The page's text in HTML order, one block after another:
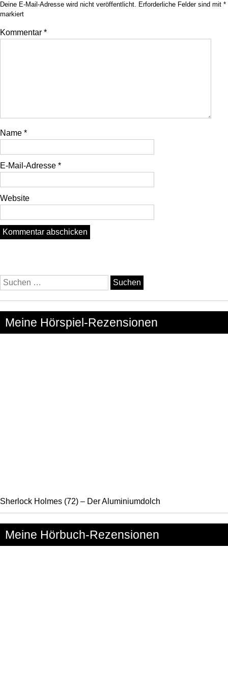
Deine E-Mail-Adresse wird nicht veröffentlicht. Erforderliche Felder sind mit *
markiert
Kommentar *
Name *
E-Mail-Adresse *
Website
Suchen
nach:
Meine Hörspiel-Rezensionen
Sherlock Holmes (72) – Der Aluminiumdolch
Meine Hörbuch-Rezensionen